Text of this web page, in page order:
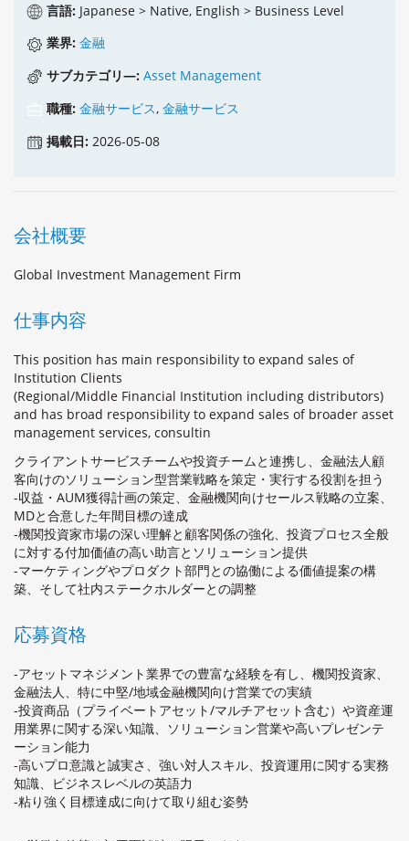
言語: Japanese > Native, English > Business Level
業界:金融
サブカテゴリ―:Asset Management
職種:金融サービス,金融サービス
掲載日: 2026-05-08
会社概要
Global Investment Management Firm
仕事内容
This position has main responsibility to expand sales of
Institution Clients
(Regional/Middle Financial Institution including distributors)
and has broad responsibility to expand sales of broader asset
management services, consultin
クライアントサービスチームや投資チームと連携し、金融法人顧
客向けのソリューション型営業戦略を策定・実行する役割を担う
-収益・AUM獲得計画の策定、金融機関向けセールス戦略の立案、
MDと合意した年間目標の達成
-機関投資家市場の深い理解と顧客関係の強化、投資プロセス全般
に対する付加価値の高い助言とソリューション提供
-マーケティングやプロダクト部門との協働による価値提案の構
築、そして社内ステークホルダーとの調整
応募資格
-アセットマネジメント業界での豊富な経験を有し、機関投資家、
金融法人、特に中堅/地域金融機関向け営業での実績
-投資商品（プライベートアセット/マルチアセット含む）や資産運
用業界に関する深い知識、ソリューション営業や高いプレゼンテ
ーション能力
-高いプロ意識と誠実さ、強い対人スキル、投資運用に関する実務
知識、ビジネスレベルの英語力
-粘り強く目標達成に向けて取り組む姿勢